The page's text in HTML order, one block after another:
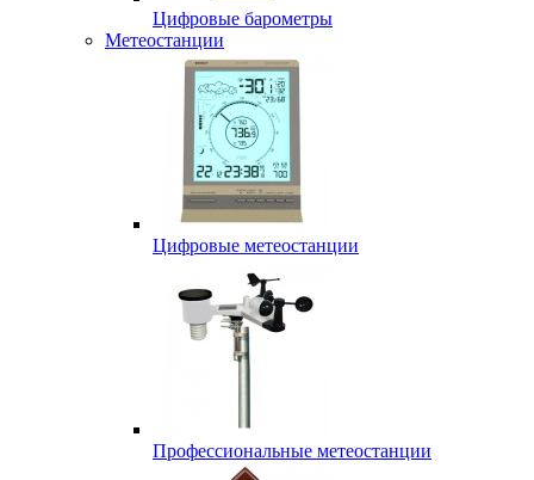
Цифровые барометры
Метеостанции
Цифровые метеостанции
Профессиональные метеостанции